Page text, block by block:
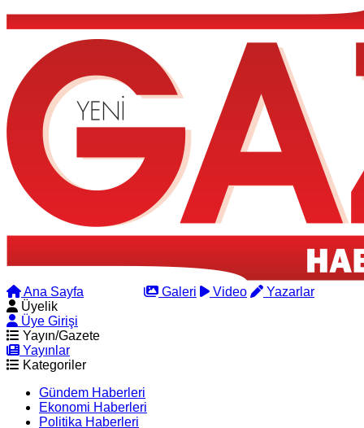
Ana Sayfa Galeri Video
Yazarlar
Üyelik
Üye Girişi
Yayın/Gazete
Yayınlar
Kategoriler
Gündem Haberleri
Ekonomi Haberleri
Politika Haberleri